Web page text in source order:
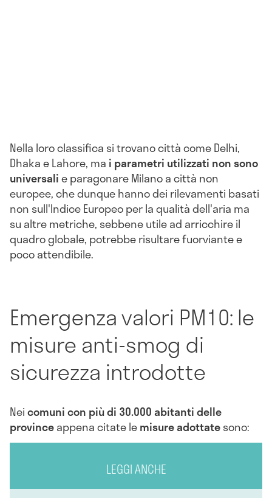
Nella loro classifica si trovano città come Delhi,
Dhaka e Lahore, ma i parametri utilizzati non sono
universalie paragonare Milano a città non
europee, che dunque hanno dei rilevamenti basati
non sull'Indice Europeo per la qualità dell'aria ma
su altre metriche, sebbene utile ad arricchire il
quadro globale, potrebbe risultare fuorviante e
poco attendibile.
Emergenza valori PM10: le
misure anti-smog di
sicurezza introdotte
Neicomuni con più di 30.000 abitanti delle
provinceappena citate lemisure adottatesono:
LEGGI ANCHE